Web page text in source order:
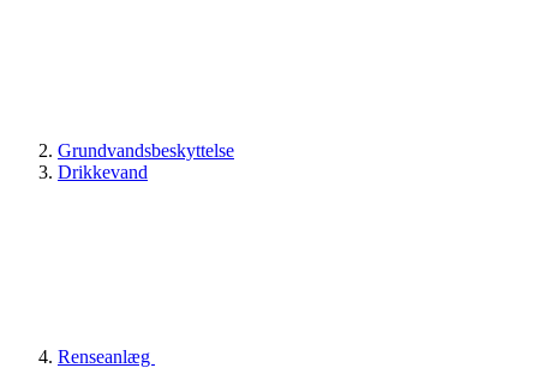
Grundvandsbeskyttelse
Drikkevand
Renseanlæg